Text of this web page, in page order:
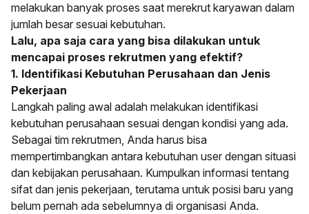
melakukan banyak proses saat merekrut karyawan dalam
jumlah besar sesuai kebutuhan.
Lalu, apa saja cara yang bisa dilakukan untuk
mencapai proses rekrutmen yang efektif?
1. Identifikasi Kebutuhan Perusahaan dan Jenis
Pekerjaan
Langkah paling awal adalah melakukan identifikasi
kebutuhan perusahaan sesuai dengan kondisi yang ada.
Sebagai tim rekrutmen, Anda harus bisa
mempertimbangkan antara kebutuhan user dengan situasi
dan kebijakan perusahaan. Kumpulkan informasi tentang
sifat dan jenis pekerjaan, terutama untuk posisi baru yang
belum pernah ada sebelumnya di organisasi Anda.